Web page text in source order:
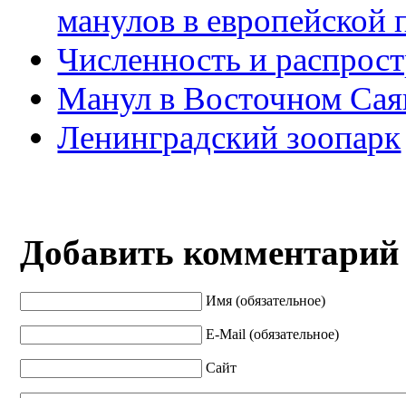
манулов в европейской
Численность и
Манул в Восточном
Ленинградский зоопарк
Добавить комментарий
Имя (обязательное)
E-Mail (обязательное)
Сайт